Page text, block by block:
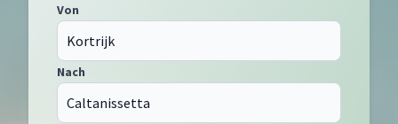
Von
Nach